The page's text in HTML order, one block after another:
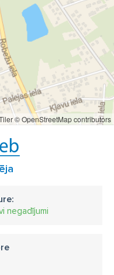
© OpenStreetMap contributors
negadījumi